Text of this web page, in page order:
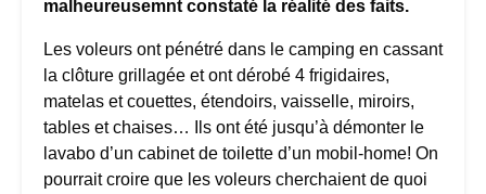
malheureusemnt constaté la réalité des faits.
Les voleurs ont pénétré dans le camping en cassant
la clôture grillagée et ont dérobé 4 frigidaires,
matelas et couettes, étendoirs, vaisselle, miroirs,
tables et chaises… Ils ont été jusqu’à démonter le
lavabo d’un cabinet de toilette d’un mobil-home! On
pourrait croire que les voleurs cherchaient de quoi